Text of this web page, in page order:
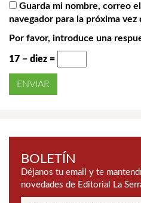
Guarda mi nombre, correo
navegador para la próxima vez
Por favor, introduce una
17 − diez =
BOLETÍN
Déjanos tu email y te
novedades de Editorial La